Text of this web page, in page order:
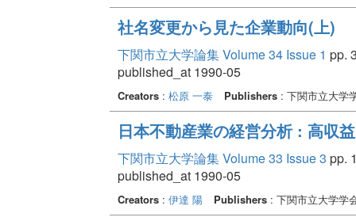
社名変更から見た企業動向(上)
下関市立大学論集 Volume 34 Issue 1 pp.
published_at 1990-05
Creators: 松原 一泰 Publishers: 下関市立大学
日本不動産業の経営分析 : 高収
下関市立大学論集 Volume 33 Issue 3 pp.
published_at 1990-05
Creators: 伊達 陽 Publishers: 下関市立大学学